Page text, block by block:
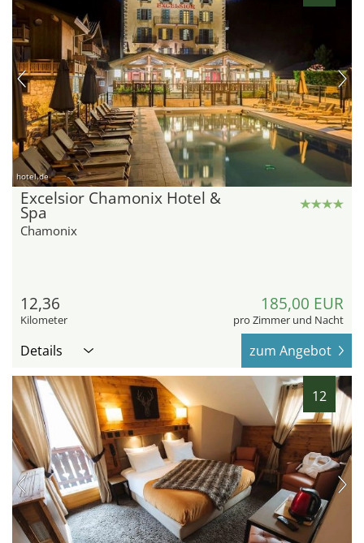
hotel.de
Excelsior Chamonix Hotel &
Spa
Chamonix
12,36
Kilometer
185,00 EUR
pro Zimmer und Nacht
Details zum Angebot
12